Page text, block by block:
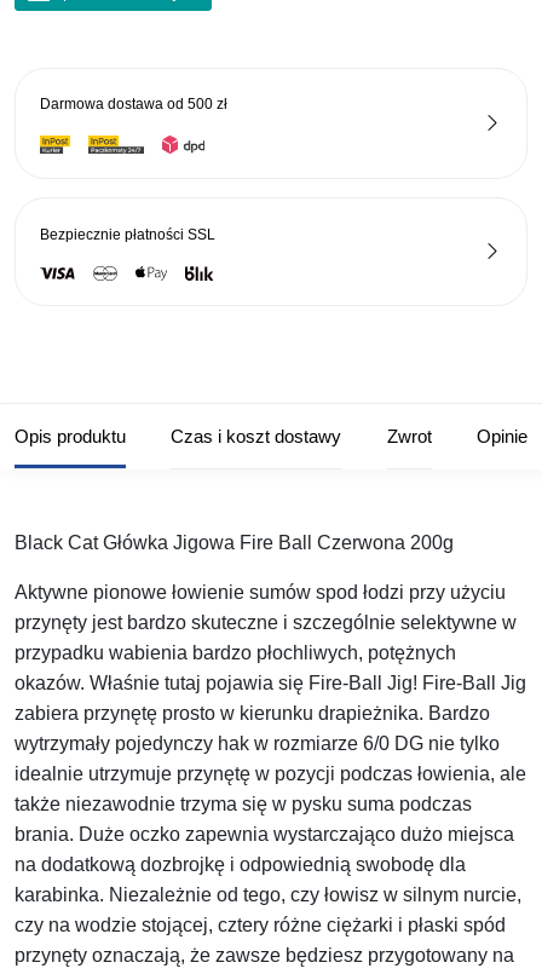
Czerwona
200g
Darmowa dostawa od 500 zł
Bezpiecznie płatności SSL
Opis produktu Czas i koszt dostawy Zwrot Opinie
Black Cat Główka Jigowa Fire Ball Czerwona 200g
Aktywne pionowe łowienie sumów spod łodzi przy użyciu
przynęty jest bardzo skuteczne i szczególnie selektywne w
przypadku wabienia bardzo płochliwych, potężnych
okazów. Właśnie tutaj pojawia się Fire-Ball Jig! Fire-Ball Jig
zabiera przynętę prosto w kierunku drapieżnika. Bardzo
wytrzymały pojedynczy hak w rozmiarze 6/0 DG nie tylko
idealnie utrzymuje przynętę w pozycji podczas łowienia, ale
także niezawodnie trzyma się w pysku suma podczas
brania. Duże oczko zapewnia wystarczająco dużo miejsca
na dodatkową dozbrojkę i odpowiednią swobodę dla
karabinka. Niezależnie od tego, czy łowisz w silnym nurcie,
czy na wodzie stojącej, cztery różne ciężarki i płaski spód
przynęty oznaczają, że zawsze będziesz przygotowany na